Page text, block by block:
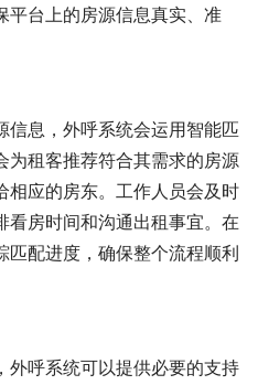
平台上的房源信息真实、准
信息，外呼系统会运用智能匹
为租客推荐符合其需求的房源
相应的房东。工作人员会及时
看房时间和沟通出租事宜。在
匹配进度，确保整个流程顺利
外呼系统可以提供必要的支持